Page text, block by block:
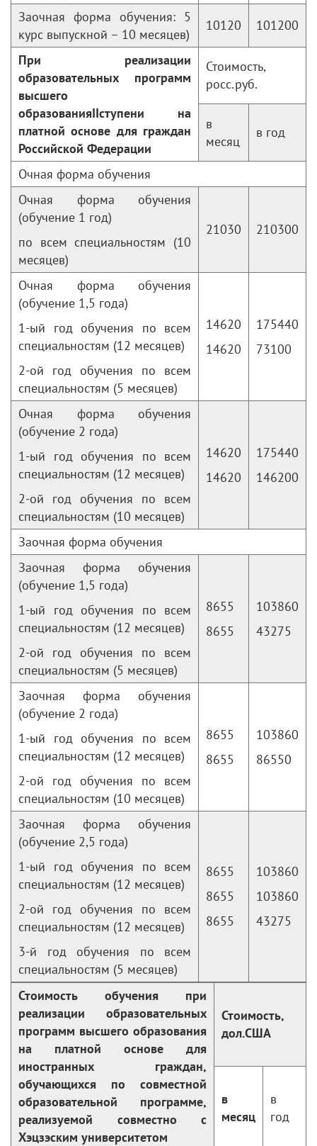
Заочная форма обучения: 5
курс выпускной – 10 месяцев)
10120 101200
При реализации
образовательных программ
высшего
образованияIIступени на
платной основе для граждан
Российской Федерации
Стоимость,
росс.руб.
в
месяц
в год
Очная форма обучения
Очная форма обучения
(обучение 1 год)
по всем специальностям (10
месяцев)
21030 210300
Очная форма обучения
(обучение 1,5 года)
1-ый год обучения по всем
специальностям (12 месяцев)
2-ой год обучения по всем
специальностям (5 месяцев)
14620
14620
175440
73100
Очная форма обучения
(обучение 2 года)
1-ый год обучения по всем
специальностям (12 месяцев)
2-ой год обучения по всем
специальностям (10 месяцев)
14620
14620
175440
146200
Заочная форма обучения
Заочная форма обучения
(обучение 1,5 года)
1-ый год обучения по всем
специальностям (12 месяцев)
2-ой год обучения по всем
специальностям (5 месяцев)
8655
8655
103860
43275
Заочная форма обучения
(обучение 2 года)
1-ый год обучения по всем
специальностям (12 месяцев)
2-ой год обучения по всем
специальностям (10 месяцев)
8655
8655
103860
86550
Заочная форма обучения
(обучение 2,5 года)
1-ый год обучения по всем
специальностям (12 месяцев)
2-ой год обучения по всем
специальностям (12 месяцев)
3-й год обучения по всем
специальностям (5 месяцев)
8655
8655
8655
103860
103860
43275
Стоимость обучения при
реализации образовательных
программ высшего образования
на платной основе для
иностранных граждан,
обучающихся по совместной
образовательной программе,
реализуемой совместно с
Хэцзэским университетом
Стоимость,
дол.США
в
месяц
в
год